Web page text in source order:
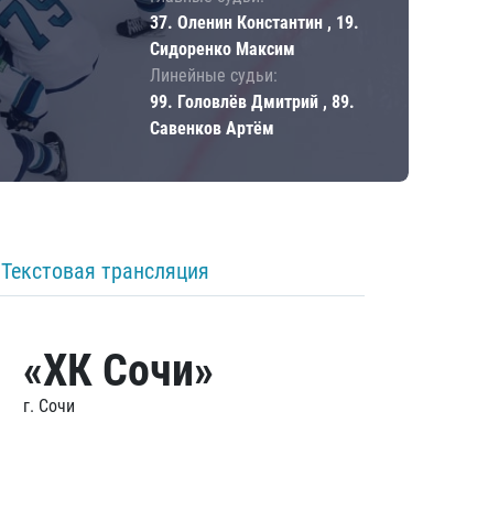
37. Оленин Константин , 19.
Сидоренко Максим
Линейные судьи:
99. Головлёв Дмитрий , 89.
Савенков Артём
Текстовая трансляция
«ХК Сочи»
г. Сочи